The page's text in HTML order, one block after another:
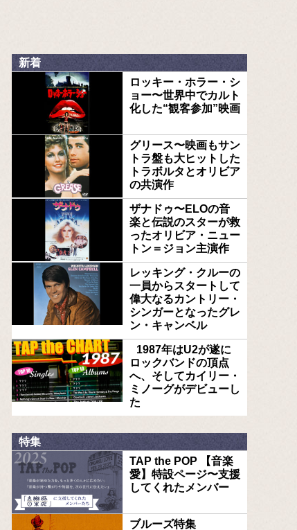
新着
ロッキー・ホラー・シ
ョー〜世界中でカルト
化した“観客参加”映画
グリース〜映画もサン
トラ盤も大ヒットした
トラボルタとオリビア
の共演作
ザナドゥ〜ELOの音
楽と伝説のスターが救
ったオリビア・ニュー
トン＝ジョン主演作
レッキング・クルーの
一員からスタートして
偉大なるカントリー・
シンガーとなったグレ
ン・キャンベル
1987年はU2が遂に
ロックバンドの頂点
へ、そしてカイリー・
ミノーグがデビューし
た
特集
TAP the POP 【音楽
愛】特設ページ〜支援
してくれたメンバー
ブルーズ特集